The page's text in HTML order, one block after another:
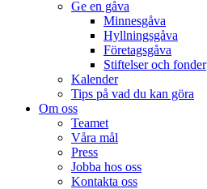
Ge en gåva
Minnesgåva
Hyllningsgåva
Företagsgåva
Stiftelser och fonder
Kalender
Tips på vad du kan göra
Om oss
Teamet
Våra mål​
Press
Jobba hos oss
Kontakta oss